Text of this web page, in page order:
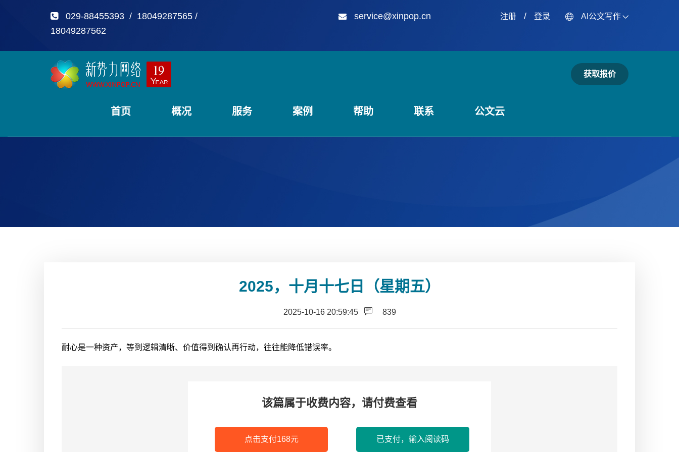
029-88455393 / 18049287565 /
18049287562
service@xinpop.cn 注册/ 登录 AI公文写作
首页 概况 服务 案例 帮助 联系 公文云
获取报价
2025，十月十七日（星期五）
2025-10-16 20:59:45 839
耐心是一种资产，等到逻辑清晰、价值得到确认再行动，往往能降低错误率。
该篇属于收费内容，请付费查看
点击支付168元 已支付，输入阅读码